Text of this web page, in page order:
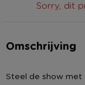
Sorry, dit
Omschrijving
Steel de show met